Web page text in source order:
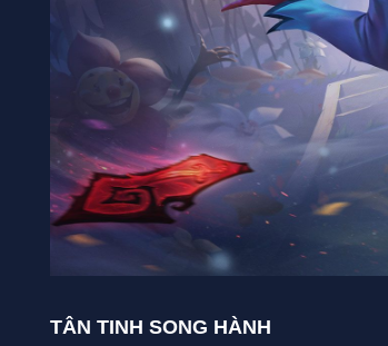
TÂN TINH SONG HÀNH